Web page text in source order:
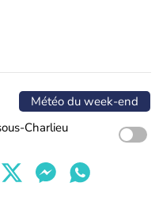
Météo du week-end
Charlieu